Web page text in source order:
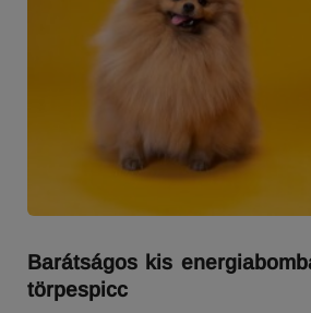
Barátságos kis
törpespicc